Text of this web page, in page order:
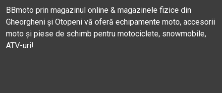
BBmoto prin magazinul online & magazinele fizice din
Gheorgheni și Otopeni vă oferă echipamente moto, accesorii
moto și piese de schimb pentru motociclete, snowmobile,
ATV-uri!